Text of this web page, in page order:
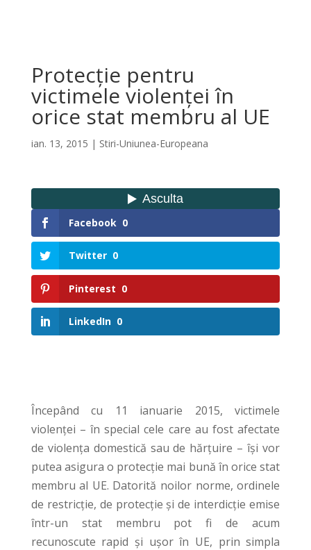
Protecție pentru
victimele violenței în
orice stat membru al UE
ian. 13, 2015 | Stiri-Uniunea-Europeana
Facebook 0
Twitter 0
Pinterest 0
LinkedIn 0
Începând cu 11 ianuarie 2015, victimele
violenței – în special cele care au fost afectate
de violența domestică sau de hărțuire – își vor
putea asigura o protecție mai bună în orice stat
membru al UE. Datorită noilor norme, ordinele
de restricție, de protecție și de interdicție emise
într-un stat membru pot fi de acum
recunoscute rapid și ușor în UE, prin simpla